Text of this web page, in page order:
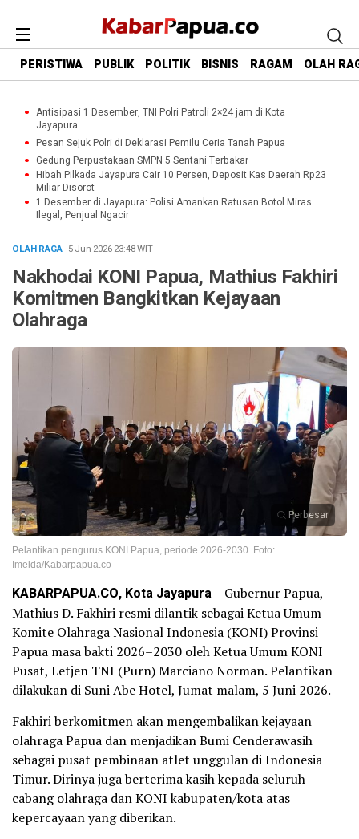
PERISTIWA PUBLIK POLITIK BISNIS RAGAM OLAH
Antisipasi 1 Desember, TNI Polri Patroli 2×24 jam di Kota
Jayapura
Pesan Sejuk Polri di Deklarasi Pemilu Ceria Tanah Papua
Gedung Perpustakaan SMPN 5 Sentani Terbakar
Hibah Pilkada Jayapura Cair 10 Persen, Deposit Kas Daerah Rp23
Miliar Disorot
1 Desember di Jayapura: Polisi Amankan Ratusan Botol Miras
Ilegal, Penjual Ngacir
OLAH RAGA· 5 Jun 202623:48WIT
Nakhodai KONI Papua, Mathius Fakhiri
Komitmen Bangkitkan Kejayaan
Olahraga
Perbesar
Pelantikan pengurus KONI Papua, periode 2026-2030. Foto:
Imelda/Kabarpapua.co
KABARPAPUA.CO, Kota Jayapura– Gubernur Papua,
Mathius D. Fakhiri resmi dilantik sebagai Ketua Umum
Komite Olahraga Nasional Indonesia (KONI) Provinsi
Papua masa bakti 2026–2030 oleh Ketua Umum KONI
Pusat, Letjen TNI (Purn) Marciano Norman. Pelantikan
dilakukan di Suni Abe Hotel, Jumat malam, 5 Juni 2026.
Fakhiri berkomitmen akan mengembalikan kejayaan
olahraga Papua dan menjadikan Bumi Cenderawasih
sebagai pusat pembinaan atlet unggulan di Indonesia
Timur. Dirinya juga berterima kasih kepada seluruh
cabang olahraga dan KONI kabupaten/kota atas
kepercayaan yang diberikan.